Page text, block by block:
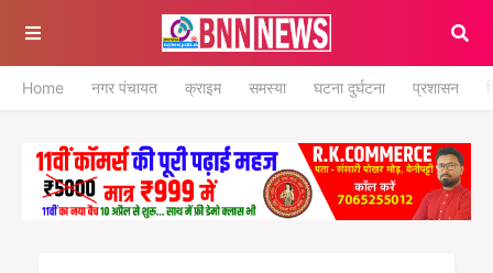
Home नगर पंचायत क्राइम समस्या घटना दुर्घटना प्रशासन